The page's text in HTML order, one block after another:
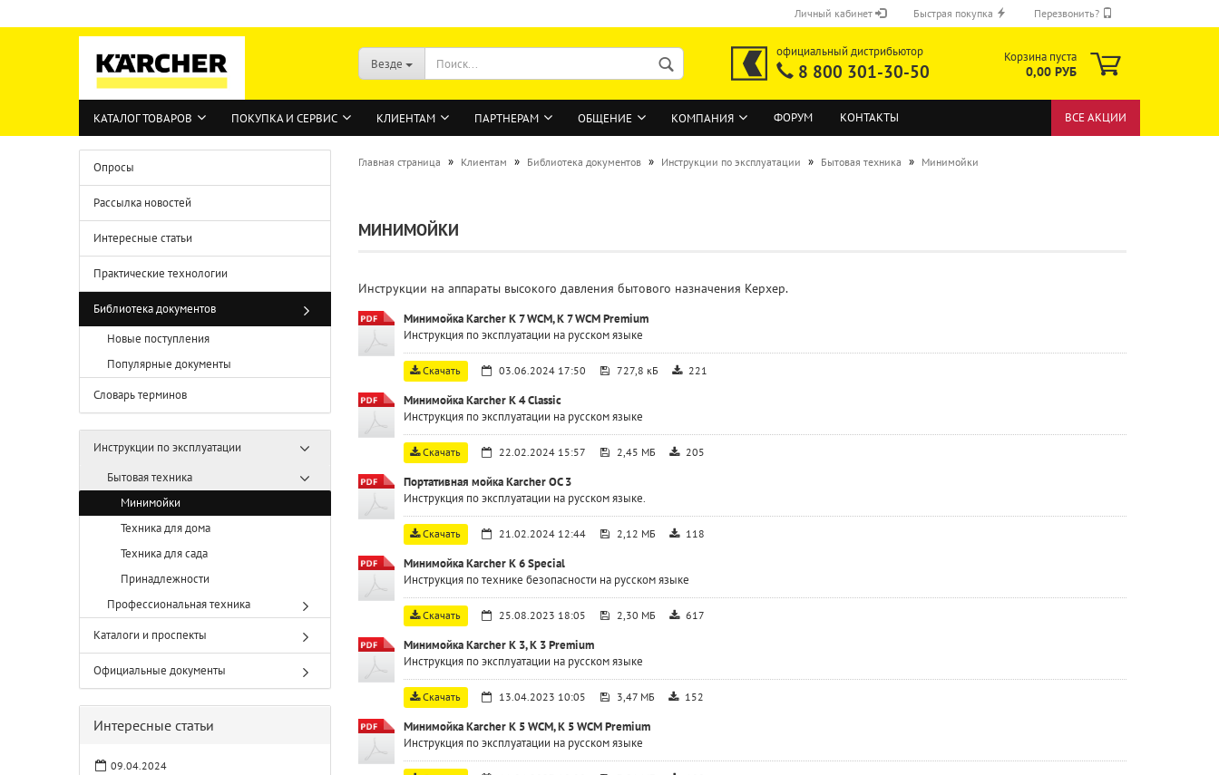
Личный кабинет Быстрая покупка Перезвонить?
Везде
официальный дистрибьютор
8 800 301-30-50
Корзина пуста
0,00 РУБ
КАТАЛОГ ТОВАРОВ ПОКУПКА И СЕРВИС КЛИЕНТАМ ПАРТНЕРАМ ОБЩЕНИЕ КОМПАНИЯ ФОРУМ КОНТАКТЫ ВСЕ АКЦИИ
Главная страница » Клиентам » Библиотека документов » Инструкции по эксплуатации » Бытовая техника » Минимойки
МИНИМОЙКИ
Инструкции на аппараты высокого давления бытового назначения Керхер.
Минимойка Karcher K 7 WCM, K 7 WCM Premium
Инструкция по эксплуатации на русском языке
Скачать 03.06.2024 17:50 727,8 кБ 221
Минимойка Karcher K 4 Classic
Инструкция по эксплуатации на русском языке
Скачать 22.02.2024 15:57 2,45 МБ 205
Портативная мойка Karcher OC 3
Инструкция по эксплуатации на русском языке.
Скачать 21.02.2024 12:44 2,12 МБ 118
Минимойка Karcher K 6 Special
Инструкция по технике безопасности на русском языке
Скачать 25.08.2023 18:05 2,30 МБ 617
Минимойка Karcher K 3, K 3 Premium
Инструкция по эксплуатации на русском языке
Скачать 13.04.2023 10:05 3,47 МБ 152
Минимойка Karcher K 5 WCM, K 5 WCM Premium
Инструкция по эксплуатации на русском языке
Опросы
Рассылка новостей
Интересные статьи
Практические технологии
Библиотека документов
Новые поступления
Популярные документы
Словарь терминов
Инструкции по эксплуатации
Бытовая техника
Минимойки
Техника для дома
Техника для сада
Принадлежности
Профессиональная техника
Каталоги и проспекты
Официальные документы
Интересные статьи
09.04.2024